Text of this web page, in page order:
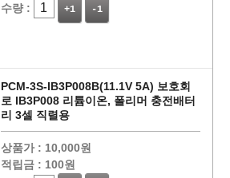
수량 :
+1 -1
PCM-3S-IB3P008B(11.1V 5A) 보호회
로 IB3P008 리튬이온, 폴리머 충전배터
리 3셀 직렬용
상품가 : 10,000원
적립금 : 100원